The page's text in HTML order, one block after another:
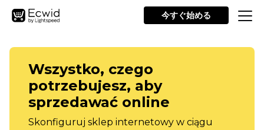
今すぐ始める
Wszystko, czego
potrzebujesz, aby
sprzedawać online
Skonfiguruj sklep internetowy w ciągu